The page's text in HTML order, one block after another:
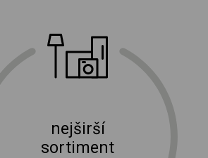
nejširší
sortiment